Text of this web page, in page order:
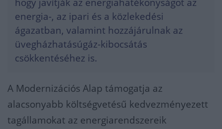
hogy javítják az energiahatékonyságot az
energia-, az ipari és a közlekedési
ágazatban, valamint hozzájárulnak az
üvegházhatásúgáz-kibocsátás
csökkentéséhez is.
A Modernizációs Alap támogatja az
alacsonyabb költségvetésű kedvezményezett
tagállamokat az energiarendszereik